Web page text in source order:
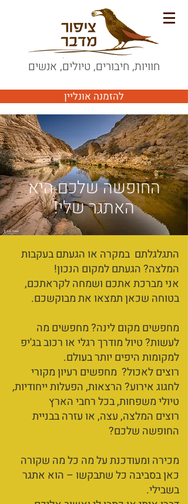
חוויות, חיבורים, טיולים, אנשים
להזמנה אונליין
החופשה שלכם היא
האתגר שלי!
​התגלגלתם במקרה או הגעתם בעקבות
המלצה? הגעתם למקום הנכון!
אני מברכת אתכם ושמחה לקראתכם,
בטוחה שכאן תמצאו את מבוקשכם.
מחפשים מקום לינה? מחפשים מה
לעשות? טיול מודרך רגלי או רכוב בג'יפ
למקומות היפים יותר בעולם.
רוצים לאכול? מחפשים רעיון מקורי
לחגוג אירוע? הרצאות, הפעלות ייחודיות,
טיולי משפחות, בכל רחבי הארץ
רוצים המלצה, עצה, או עזרה בבניית
החופשה שלכם?
מכירה ומעודכנת על מה כל מה שקורה
כאן בסביבה כל שתבקשו – הוא אתגר
בשבילי.